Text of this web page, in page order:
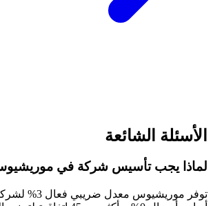
الأسئلة الشائعة
لماذا يجب تأسيس شركة في